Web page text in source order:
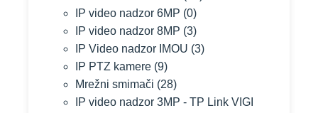
IP video nadzor 6MP (0)
IP video nadzor 8MP (3)
IP Video nadzor IMOU (3)
IP PTZ kamere (9)
Mrežni smimači (28)
IP video nadzor 3MP - TP Link VIGI